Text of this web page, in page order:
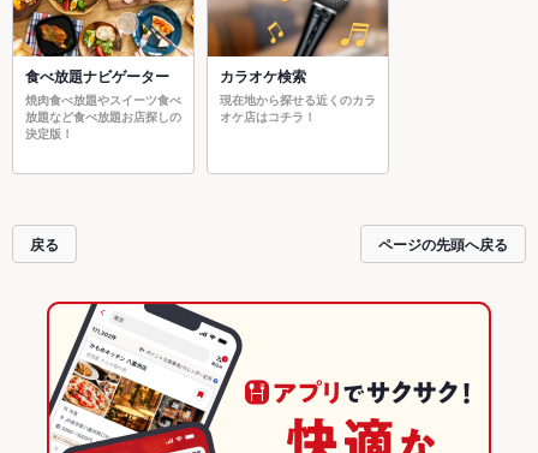
食べ放題ナビゲーター
焼肉食べ放題やスイーツ食べ
放題など食べ放題お店探しの
決定版！
カラオケ検索
現在地から探せる近くのカラ
オケ店はコチラ！
戻る ページの先頭へ戻る